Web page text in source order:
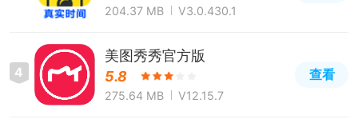
204.37 MB V3.0.430.1
4
美图秀秀官方版
5.8
275.64 MB V12.15.7
查看